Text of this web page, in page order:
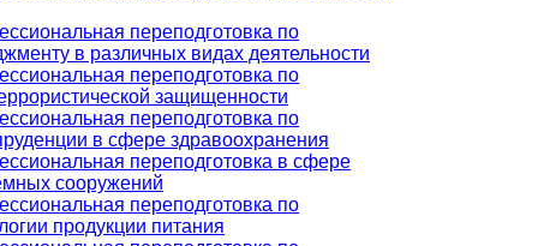
переподготовка по
в различных видах деятельности
переподготовка по
защищенности
переподготовка по
в сфере здравоохранения
переподготовка в сфере
сооружений
переподготовка по
продукции питания